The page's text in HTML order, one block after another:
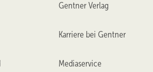
Gentner Verlag
Karriere bei Gentner
Mediaservice